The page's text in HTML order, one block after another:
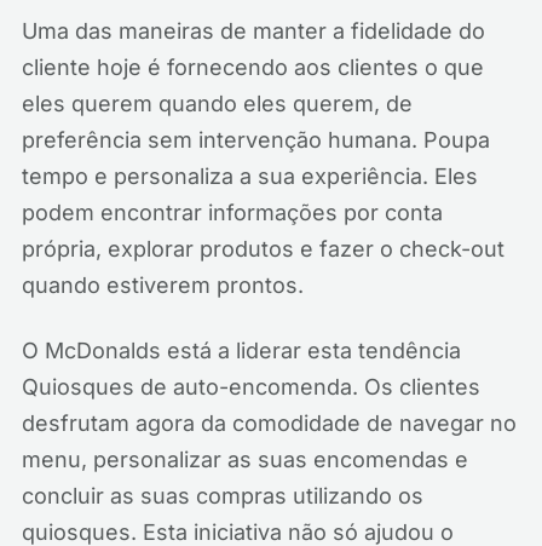
Uma das maneiras de manter a fidelidade do
cliente hoje é fornecendo aos clientes o que
eles querem quando eles querem, de
preferência sem intervenção humana. Poupa
tempo e personaliza a sua experiência. Eles
podem encontrar informações por conta
própria, explorar produtos e fazer o check-out
quando estiverem prontos.
O McDonalds está a liderar esta tendência
Quiosques de auto-encomenda. Os clientes
desfrutam agora da comodidade de navegar no
menu, personalizar as suas encomendas e
concluir as suas compras utilizando os
quiosques. Esta iniciativa não só ajudou o